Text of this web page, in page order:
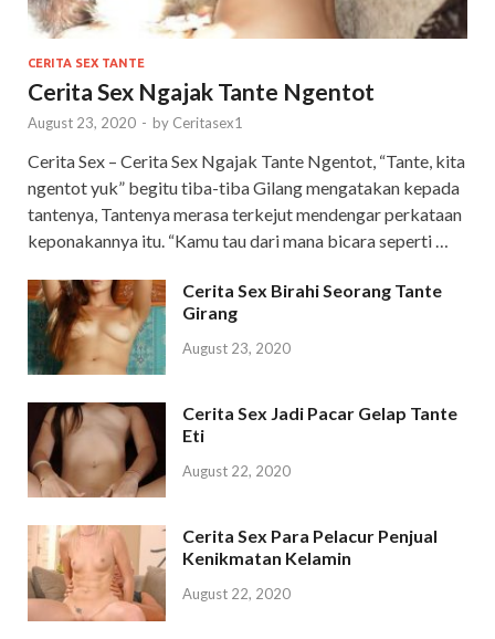
CERITA SEX TANTE
Cerita Sex Ngajak Tante Ngentot
August 23, 2020 - by Ceritasex1
Cerita Sex – Cerita Sex Ngajak Tante Ngentot, “Tante, kita
ngentot yuk” begitu tiba-tiba Gilang mengatakan kepada
tantenya, Tantenya merasa terkejut mendengar perkataan
keponakannya itu. “Kamu tau dari mana bicara seperti …
Cerita Sex Birahi Seorang Tante
Girang
August 23, 2020
Cerita Sex Jadi Pacar Gelap Tante
Eti
August 22, 2020
Cerita Sex Para Pelacur Penjual
Kenikmatan Kelamin
August 22, 2020